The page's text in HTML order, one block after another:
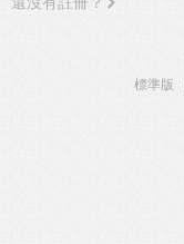
標準版